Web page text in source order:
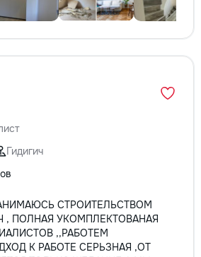
Гидигич
СТРОИТЕЛЬСТВОМ
ПОЛНАЯ УКОМПЛЕКТОВАНАЯ
,,РАБОТЕМ
К РАБОТЕ СЕРЬЗНАЯ ,ОТ